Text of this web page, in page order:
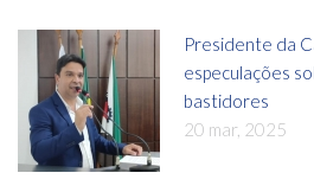
Presidente da
especulações
bastidores
20 mar, 2025